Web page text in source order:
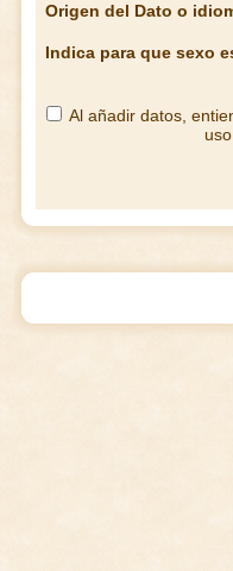
Origen del Dato o
Indica para que sexo
Al añadir datos,